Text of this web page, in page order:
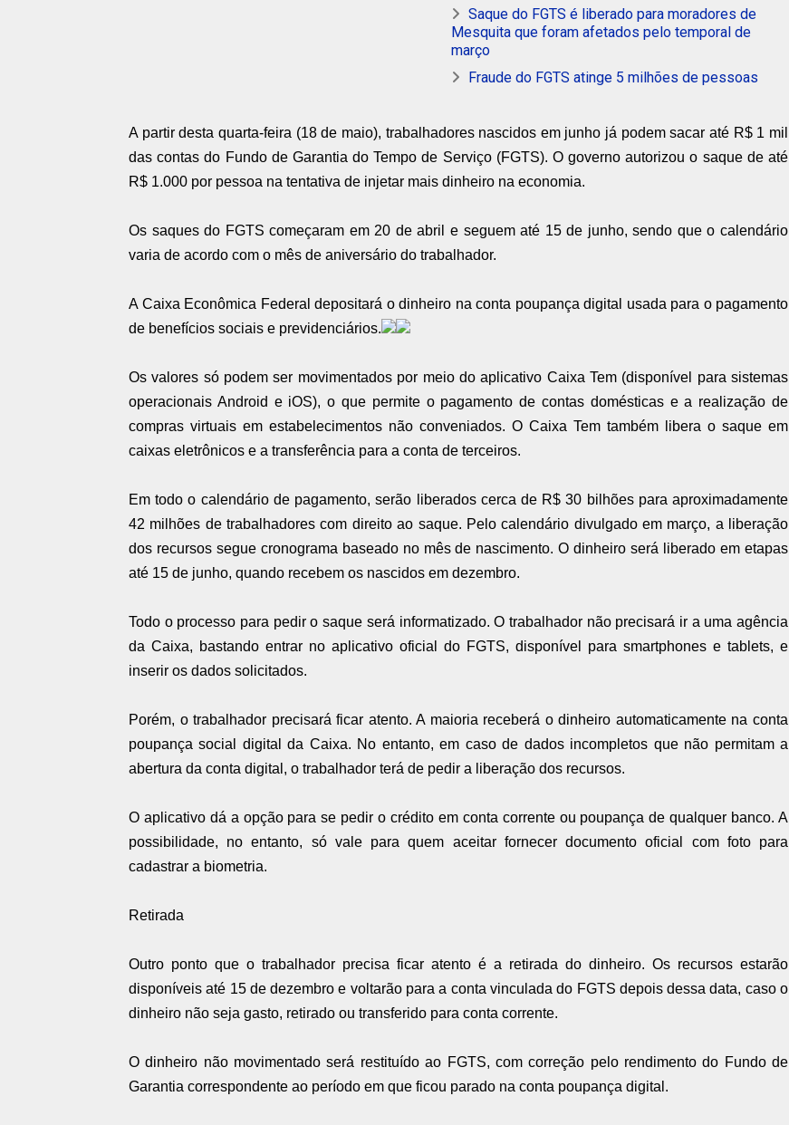
Saque do FGTS é liberado para moradores de
Mesquita que foram afetados pelo temporal de
março
Fraude do FGTS atinge 5 milhões de pessoas
A partir desta quarta-feira (18 de maio), trabalhadores nascidos em junho já podem sacar até R$ 1 mil
das contas do Fundo de Garantia do Tempo de Serviço (FGTS). O governo autorizou o saque de até
R$ 1.000 por pessoa na tentativa de injetar mais dinheiro na economia.
Os saques do FGTS começaram em 20 de abril e seguem até 15 de junho, sendo que o calendário
varia de acordo com o mês de aniversário do trabalhador.
A Caixa Econômica Federal depositará o dinheiro na conta poupança digital usada para o pagamento
de benefícios sociais e previdenciários.
Os valores só podem ser movimentados por meio do aplicativo Caixa Tem (disponível para sistemas
operacionais Android e iOS), o que permite o pagamento de contas domésticas e a realização de
compras virtuais em estabelecimentos não conveniados. O Caixa Tem também libera o saque em
caixas eletrônicos e a transferência para a conta de terceiros.
Em todo o calendário de pagamento, serão liberados cerca de R$ 30 bilhões para aproximadamente
42 milhões de trabalhadores com direito ao saque. Pelo calendário divulgado em março, a liberação
dos recursos segue cronograma baseado no mês de nascimento. O dinheiro será liberado em etapas
até 15 de junho, quando recebem os nascidos em dezembro.
Todo o processo para pedir o saque será informatizado. O trabalhador não precisará ir a uma agência
da Caixa, bastando entrar no aplicativo oficial do FGTS, disponível para smartphones e tablets, e
inserir os dados solicitados.
Porém, o trabalhador precisará ficar atento. A maioria receberá o dinheiro automaticamente na conta
poupança social digital da Caixa. No entanto, em caso de dados incompletos que não permitam a
abertura da conta digital, o trabalhador terá de pedir a liberação dos recursos.
O aplicativo dá a opção para se pedir o crédito em conta corrente ou poupança de qualquer banco. A
possibilidade, no entanto, só vale para quem aceitar fornecer documento oficial com foto para
cadastrar a biometria.
Retirada
Outro ponto que o trabalhador precisa ficar atento é a retirada do dinheiro. Os recursos estarão
disponíveis até 15 de dezembro e voltarão para a conta vinculada do FGTS depois dessa data, caso o
dinheiro não seja gasto, retirado ou transferido para conta corrente.
O dinheiro não movimentado será restituído ao FGTS, com correção pelo rendimento do Fundo de
Garantia correspondente ao período em que ficou parado na conta poupança digital.